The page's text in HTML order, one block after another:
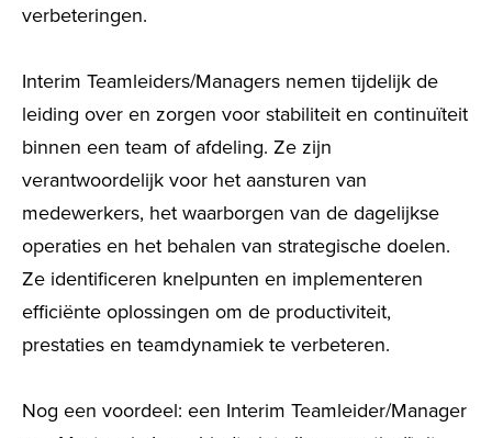
verbeteringen.
Interim Teamleiders/Managers nemen tijdelijk de
leiding over en zorgen voor stabiliteit en continuïteit
binnen een team of afdeling. Ze zijn
verantwoordelijk voor het aansturen van
medewerkers, het waarborgen van de dagelijkse
operaties en het behalen van strategische doelen.
Ze identificeren knelpunten en implementeren
efficiënte oplossingen om de productiviteit,
prestaties en teamdynamiek te verbeteren.
Nog een voordeel: een Interim Teamleider/Manager